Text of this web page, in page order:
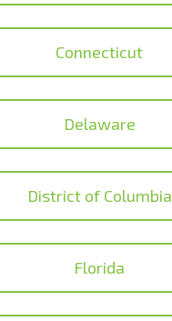
Connecticut
Delaware
District of Columbia
Florida